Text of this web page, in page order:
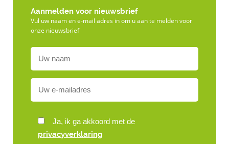
Aanmelden voor nieuwsbrief
Vul uw naam en e-mail adres in om u aan te melden voor
onze nieuwsbrief
Ja, ik ga akkoord met de
privacyverklaring